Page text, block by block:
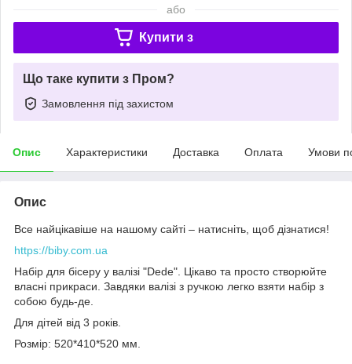
або
Купити з
Що таке купити з Пром?
Замовлення під захистом
Опис Характеристики Доставка Оплата Умови
Опис
Все найцікавіше на нашому сайті – натисніть, щоб дізнатися!
https://biby.com.ua
Набір для бісеру у валізі "Dede". Цікаво та просто створюйте
власні прикраси. Завдяки валізі з ручкою легко взяти набір з
собою будь-де.
Для дітей від 3 років.
Розмір: 520*410*520 мм.